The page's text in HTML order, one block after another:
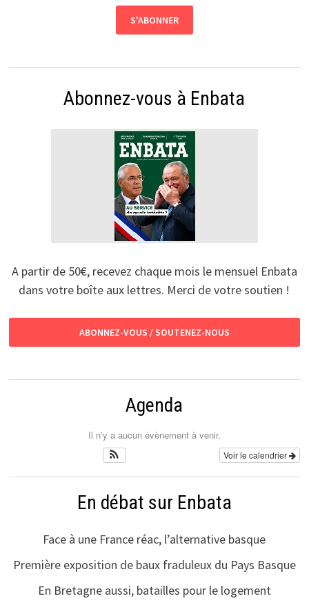
Abonnez-vous à Enbata
A partir de 50€, recevez chaque mois le mensuel Enbata
dans votre boîte aux lettres. Merci de votre soutien !
ABONNEZ-VOUS / SOUTENEZ-NOUS
Agenda
Il n’y a aucun évènement à venir.
Voir le calendrier
En débat sur Enbata
Face à une France réac, l’alternative basque
Première exposition de baux fraduleux du Pays Basque
En Bretagne aussi, batailles pour le logement